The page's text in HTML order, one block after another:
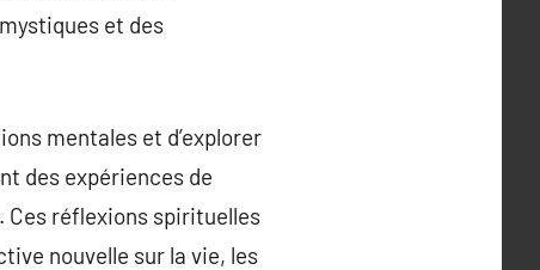
et des
mentales et d’explorer
des expériences de
réflexions spirituelles
nouvelle sur la vie, les